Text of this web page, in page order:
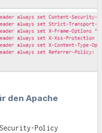
den Apache
Policy